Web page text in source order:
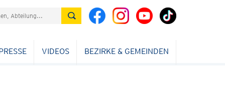
VIDEOS BEZIRKE & GEMEINDEN